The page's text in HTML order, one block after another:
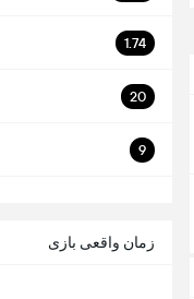
1.74
20
9
زمان واقعی بازی